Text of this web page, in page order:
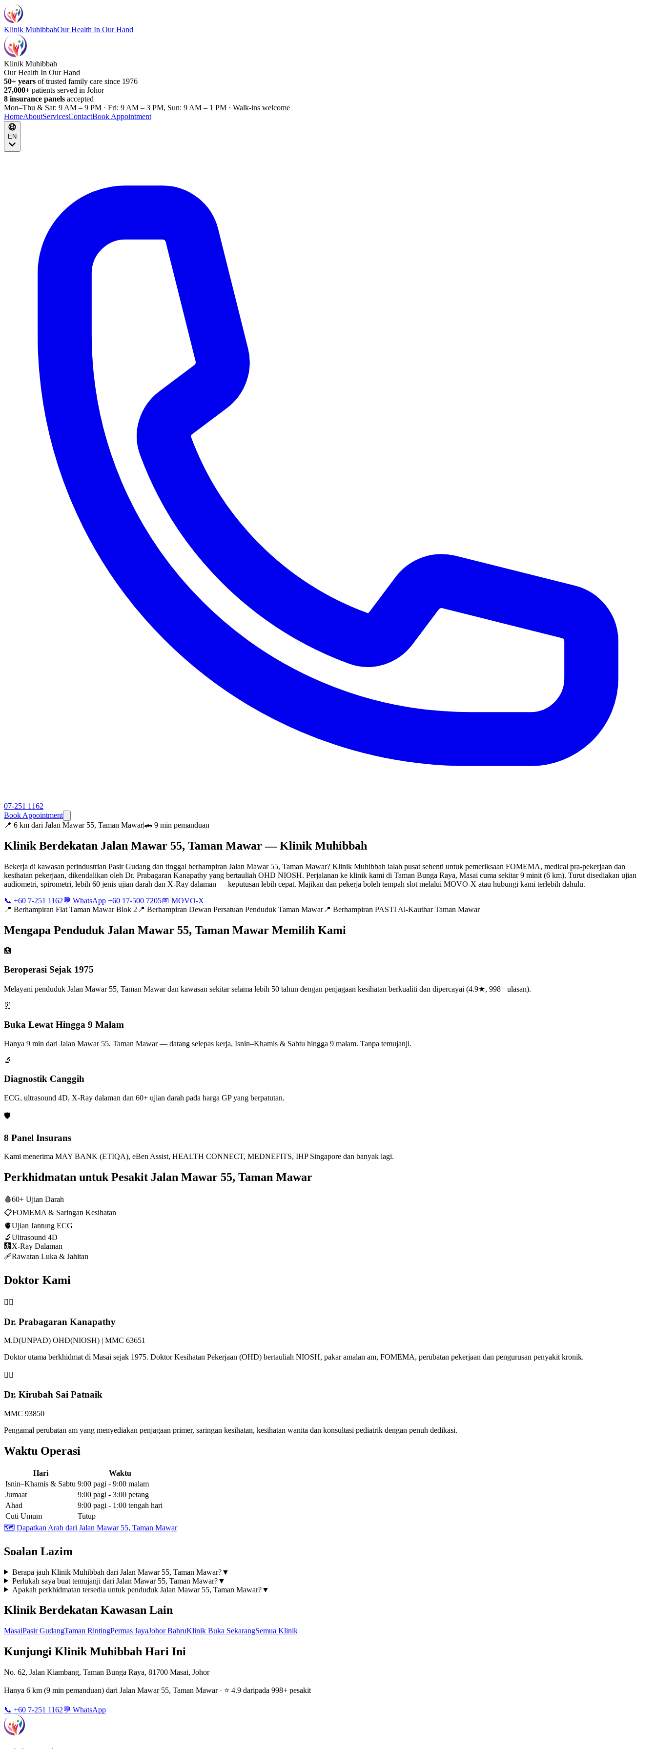
Klinik MuhibbahOur Health In Our Hand
Klinik Muhibbah
Our Health In Our Hand
50+ years of trusted family care since 1976
27,000+ patients served in Johor
8 insurance panels accepted
Mon–Thu & Sat: 9 AM – 9 PM · Fri: 9 AM – 3 PM, Sun: 9 AM – 1 PM · Walk-ins welcome
HomeAboutServicesContactBook Appointment
EN
07-251 1162
Book Appointment
📍 6 km dari Jalan Mawar 55, Taman Mawar|🚗 9 min pemanduan
Klinik Berdekatan Jalan Mawar 55, Taman Mawar — Klinik Muhibbah
Bekerja di kawasan perindustrian Pasir Gudang dan tinggal berhampiran Jalan Mawar 55, Taman Mawar? Klinik Muhibbah ialah pusat sehenti untuk pemeriksaan FOMEMA, medical pra-pekerjaan dan
kesihatan pekerjaan, dikendalikan oleh Dr. Prabagaran Kanapathy yang bertauliah OHD NIOSH. Perjalanan ke klinik kami di Taman Bunga Raya, Masai cuma sekitar 9 minit (6 km). Turut disediakan ujian
audiometri, spirometri, lebih 60 jenis ujian darah dan X-Ray dalaman — keputusan lebih cepat. Majikan dan pekerja boleh tempah slot melalui MOVO-X atau hubungi kami terlebih dahulu.
📞 +60 7-251 1162💬 WhatsApp +60 17-500 7205📅 MOVO-X
📍 Berhampiran Flat Taman Mawar Blok 2 📍 Berhampiran Dewan Persatuan Penduduk Taman Mawar📍 Berhampiran PASTI Al-Kauthar Taman Mawar
Mengapa Penduduk Jalan Mawar 55, Taman Mawar Memilih Kami
🏥
Beroperasi Sejak 1975
Melayani penduduk Jalan Mawar 55, Taman Mawar dan kawasan sekitar selama lebih 50 tahun dengan penjagaan kesihatan berkualiti dan dipercayai (4.9★, 998+ ulasan).
⏰
Buka Lewat Hingga 9 Malam
Hanya 9 min dari Jalan Mawar 55, Taman Mawar — datang selepas kerja, Isnin–Khamis & Sabtu hingga 9 malam. Tanpa temujanji.
🔬
Diagnostik Canggih
ECG, ultrasound 4D, X-Ray dalaman dan 60+ ujian darah pada harga GP yang berpatutan.
🛡️
8 Panel Insurans
Kami menerima MAY BANK (ETIQA), eBen Assist, HEALTH CONNECT, MEDNEFITS, IHP Singapore dan banyak lagi.
Perkhidmatan untuk Pesakit Jalan Mawar 55, Taman Mawar
🩸60+ Ujian Darah
📋FOMEMA & Saringan Kesihatan
🫀Ujian Jantung ECG
🔬 Ultrasound 4D
🩻 X-Ray Dalaman
🩹Rawatan Luka & Jahitan
Doktor Kami
👨‍⚕️
Dr. Prabagaran Kanapathy
M.D(UNPAD) OHD(NIOSH) | MMC 63651
Doktor utama berkhidmat di Masai sejak 1975. Doktor Kesihatan Pekerjaan (OHD) bertauliah NIOSH, pakar amalan am, FOMEMA, perubatan pekerjaan dan pengurusan penyakit kronik.
👩‍⚕️
Dr. Kirubah Sai Patnaik
MMC 93850
Pengamal perubatan am yang menyediakan penjagaan primer, saringan kesihatan, kesihatan wanita dan konsultasi pediatrik dengan penuh dedikasi.
Waktu Operasi
Hari
Waktu
Isnin–Khamis & Sabtu 9:00 pagi - 9:00 malam
Jumaat
9:00 pagi - 3:00 petang
Ahad
9:00 pagi - 1:00 tengah hari
Cuti Umum
Tutup
🗺️ Dapatkan Arah dari Jalan Mawar 55, Taman Mawar
Soalan Lazim
Berapa jauh Klinik Muhibbah dari Jalan Mawar 55, Taman Mawar?▼
Perlukah saya buat temujanji dari Jalan Mawar 55, Taman Mawar?▼
Apakah perkhidmatan tersedia untuk penduduk Jalan Mawar 55, Taman Mawar?▼
Klinik Berdekatan Kawasan Lain
MasaiPasir GudangTaman RintingPermas JayaJohor BahruKlinik Buka SekarangSemua Klinik
Kunjungi Klinik Muhibbah Hari Ini
No. 62, Jalan Kiambang, Taman Bunga Raya, 81700 Masai, Johor
Hanya 6 km (9 min pemanduan) dari Jalan Mawar 55, Taman Mawar · ⭐ 4.9 daripada 998+ pesakit
📞 +60 7-251 1162💬 WhatsApp